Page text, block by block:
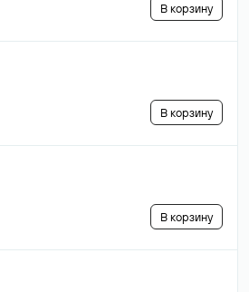
В корзину
В корзину
В корзину